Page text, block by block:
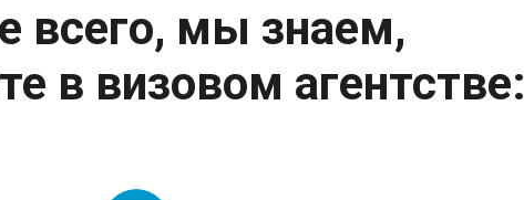
всего, мы знаем,
в визовом агентстве: